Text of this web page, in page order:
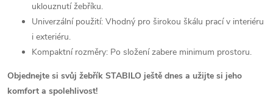
uklouznutí žebříku.
Univerzální použití: Vhodný pro širokou škálu prací v interiéru
i exteriéru.
Kompaktní rozměry: Po složení zabere minimum prostoru.
Objednejte si svůj žebřík STABILO ještě dnes a užijte si jeho
komfort a spolehlivost!